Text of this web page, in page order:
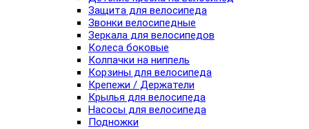
Защита для велосипеда
Звонки велосипедные
Зеркала для велосипедов
Колеса боковые
Колпачки на ниппель
Корзины для велосипеда
Крепежи / Держатели
Крылья для велосипеда
Насосы для велосипеда
Подножки